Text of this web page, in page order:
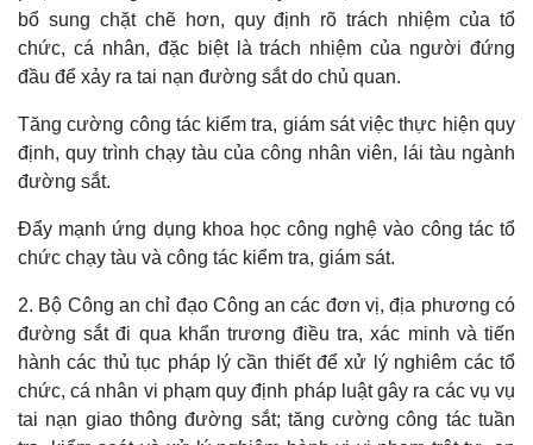
Thế giới
Quan sát
Cuộc sống đó đây
Hồ sơ
Multimedia
Video
Ảnh
E-Magazine
Infographic
bổ sung chặt chẽ hơn, quy định rõ trách nhiệm của tổ
chức, cá nhân, đặc biệt là trách nhiệm của người đứng
đầu để xảy ra tai nạn đường sắt do chủ quan.
Tăng cường công tác kiểm tra, giám sát việc thực hiện quy
định, quy trình chạy tàu của công nhân viên, lái tàu ngành
đường sắt.
Đẩy mạnh ứng dụng khoa học công nghệ vào công tác tổ
chức chạy tàu và công tác kiểm tra, giám sát.
2. Bộ Công an chỉ đạo Công an các đơn vị, địa phương có
đường sắt đi qua khẩn trương điều tra, xác minh và tiến
hành các thủ tục pháp lý cần thiết để xử lý nghiêm các tổ
chức, cá nhân vi phạm quy định pháp luật gây ra các vụ vụ
tai nạn giao thông đường sắt; tăng cường công tác tuần